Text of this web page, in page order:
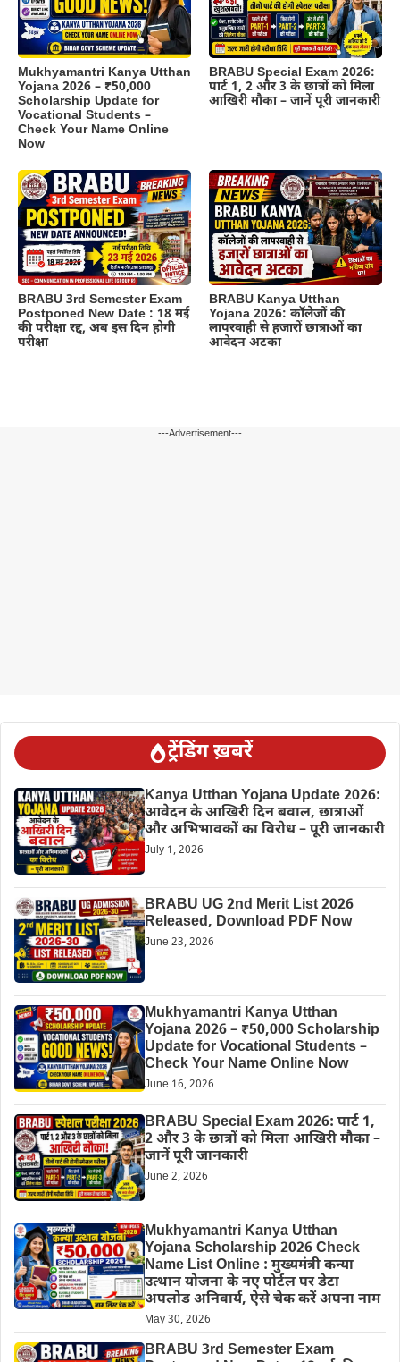
Mukhyamantri Kanya Utthan
Yojana 2026 – ₹50,000
Scholarship Update for
Vocational Students –
Check Your Name Online
Now
BRABU Special Exam 2026:
पार्ट 1, 2 और 3 के छात्रों को मिला
आखिरी मौका – जानें पूरी जानकारी
BRABU 3rd Semester Exam
Postponed New Date : 18 मई
की परीक्षा रद्द, अब इस दिन होगी
परीक्षा
BRABU Kanya Utthan
Yojana 2026: कॉलेजों की
लापरवाही से हजारों छात्राओं का
आवेदन अटका
---Advertisement---
ट्रेंडिंग ख़बरें
Kanya Utthan Yojana Update 2026:
आवेदन के आखिरी दिन बवाल, छात्राओं
और अभिभावकों का विरोध – पूरी जानकारी
July 1, 2026
BRABU UG 2nd Merit List 2026
Released, Download PDF Now
June 23, 2026
Mukhyamantri Kanya Utthan
Yojana 2026 – ₹50,000 Scholarship
Update for Vocational Students –
Check Your Name Online Now
June 16, 2026
BRABU Special Exam 2026: पार्ट 1,
2 और 3 के छात्रों को मिला आखिरी मौका –
जानें पूरी जानकारी
June 2, 2026
Mukhyamantri Kanya Utthan
Yojana Scholarship 2026 Check
Name List Online : मुख्यमंत्री कन्या
उत्थान योजना के नए पोर्टल पर डेटा
अपलोड अनिवार्य, ऐसे चेक करें अपना नाम
May 30, 2026
BRABU 3rd Semester Exam